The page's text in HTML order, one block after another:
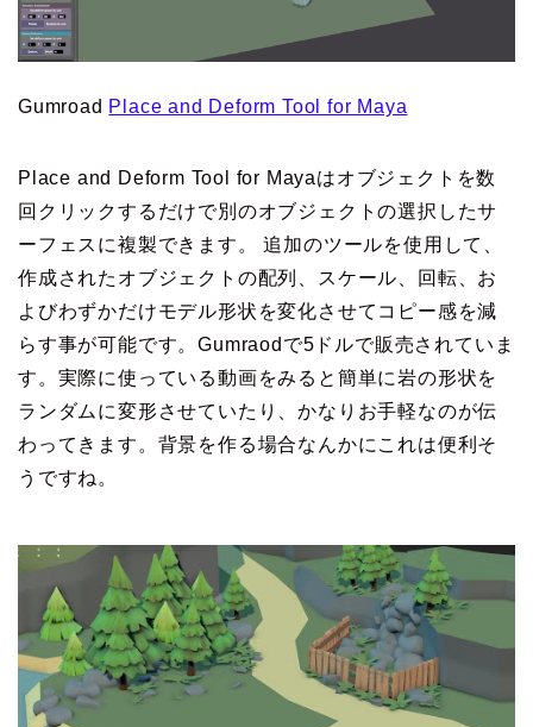
Gumroad Place and Deform Tool for Maya
Place and Deform Tool for Mayaはオブジェクトを数
回クリックするだけで別のオブジェクトの選択したサ
ーフェスに複製できます。 追加のツールを使用して、
作成されたオブジェクトの配列、スケール、回転、お
よびわずかだけモデル形状を変化させてコピー感を減
らす事が可能です。Gumraodで5ドルで販売されていま
す。実際に使っている動画をみると簡単に岩の形状を
ランダムに変形させていたり、かなりお手軽なのが伝
わってきます。背景を作る場合なんかにこれは便利そ
うですね。